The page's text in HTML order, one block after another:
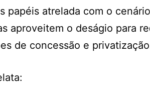
papéis atrelada com o
aproveitem o deságio para
de concessão e